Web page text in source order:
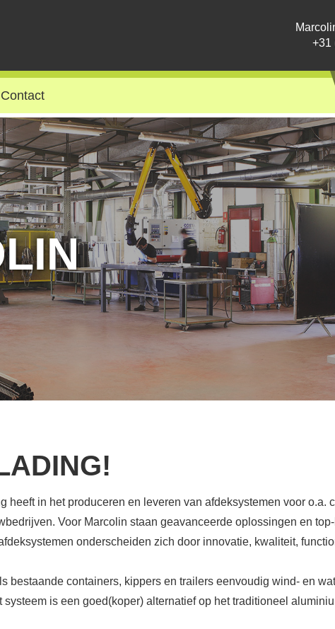
+31
Contact
heeft in het produceren en leveren van afdeksystemen voor o.a.
Voor Marcolin staan geavanceerde oplossingen en
onderscheiden zich door innovatie, kwaliteit,
bestaande containers, kippers en trailers eenvoudig wind- en
is een goed(koper) alternatief op het traditioneel